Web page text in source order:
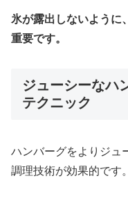
氷が露出しないように
重要です。
ジューシーなハ
テクニック
ハンバーグをよりジュ
調理技術が効果的です。